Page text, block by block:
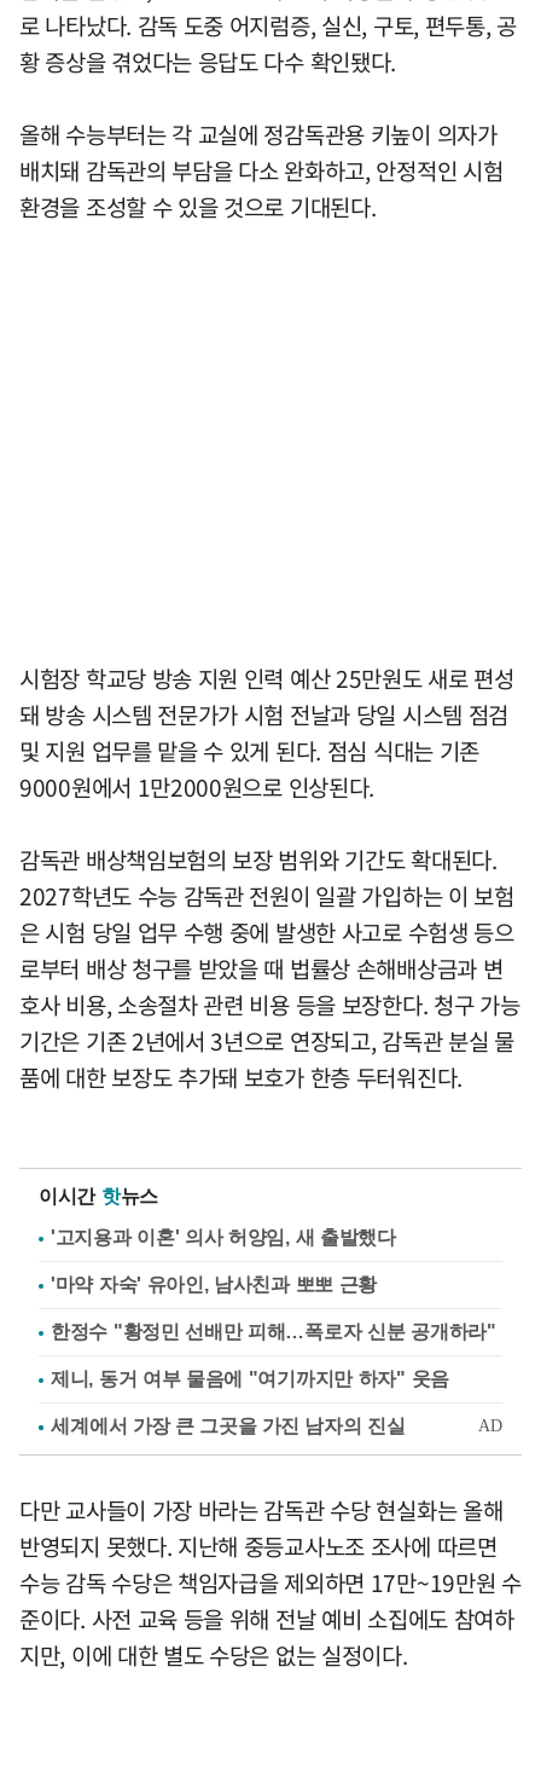
로 나타났다. 감독 도중 어지럼증, 실신, 구토, 편두통, 공
황 증상을 겪었다는 응답도 다수 확인됐다.
올해 수능부터는 각 교실에 정감독관용 키높이 의자가
배치돼 감독관의 부담을 다소 완화하고, 안정적인 시험
환경을 조성할 수 있을 것으로 기대된다.
시험장 학교당 방송 지원 인력 예산 25만원도 새로 편성
돼 방송 시스템 전문가가 시험 전날과 당일 시스템 점검
및 지원 업무를 맡을 수 있게 된다. 점심 식대는 기존
9000원에서 1만2000원으로 인상된다.
감독관 배상책임보험의 보장 범위와 기간도 확대된다.
2027학년도 수능 감독관 전원이 일괄 가입하는 이 보험
은 시험 당일 업무 수행 중에 발생한 사고로 수험생 등으
로부터 배상 청구를 받았을 때 법률상 손해배상금과 변
호사 비용, 소송절차 관련 비용 등을 보장한다. 청구 가능
기간은 기존 2년에서 3년으로 연장되고, 감독관 분실 물
품에 대한 보장도 추가돼 보호가 한층 두터워진다.
이시간 핫뉴스
'고지용과 이혼' 의사 허양임, 새 출발했다
'마약 자숙' 유아인, 남사친과 뽀뽀 근황
한정수 "황정민 선배만 피해…폭로자 신분 공개하라"
제니, 동거 여부 물음에 "여기까지만 하자" 웃음
다만 교사들이 가장 바라는 감독관 수당 현실화는 올해
반영되지 못했다. 지난해 중등교사노조 조사에 따르면
수능 감독 수당은 책임자급을 제외하면 17만~19만원 수
준이다. 사전 교육 등을 위해 전날 예비 소집에도 참여하
지만, 이에 대한 별도 수당은 없는 실정이다.